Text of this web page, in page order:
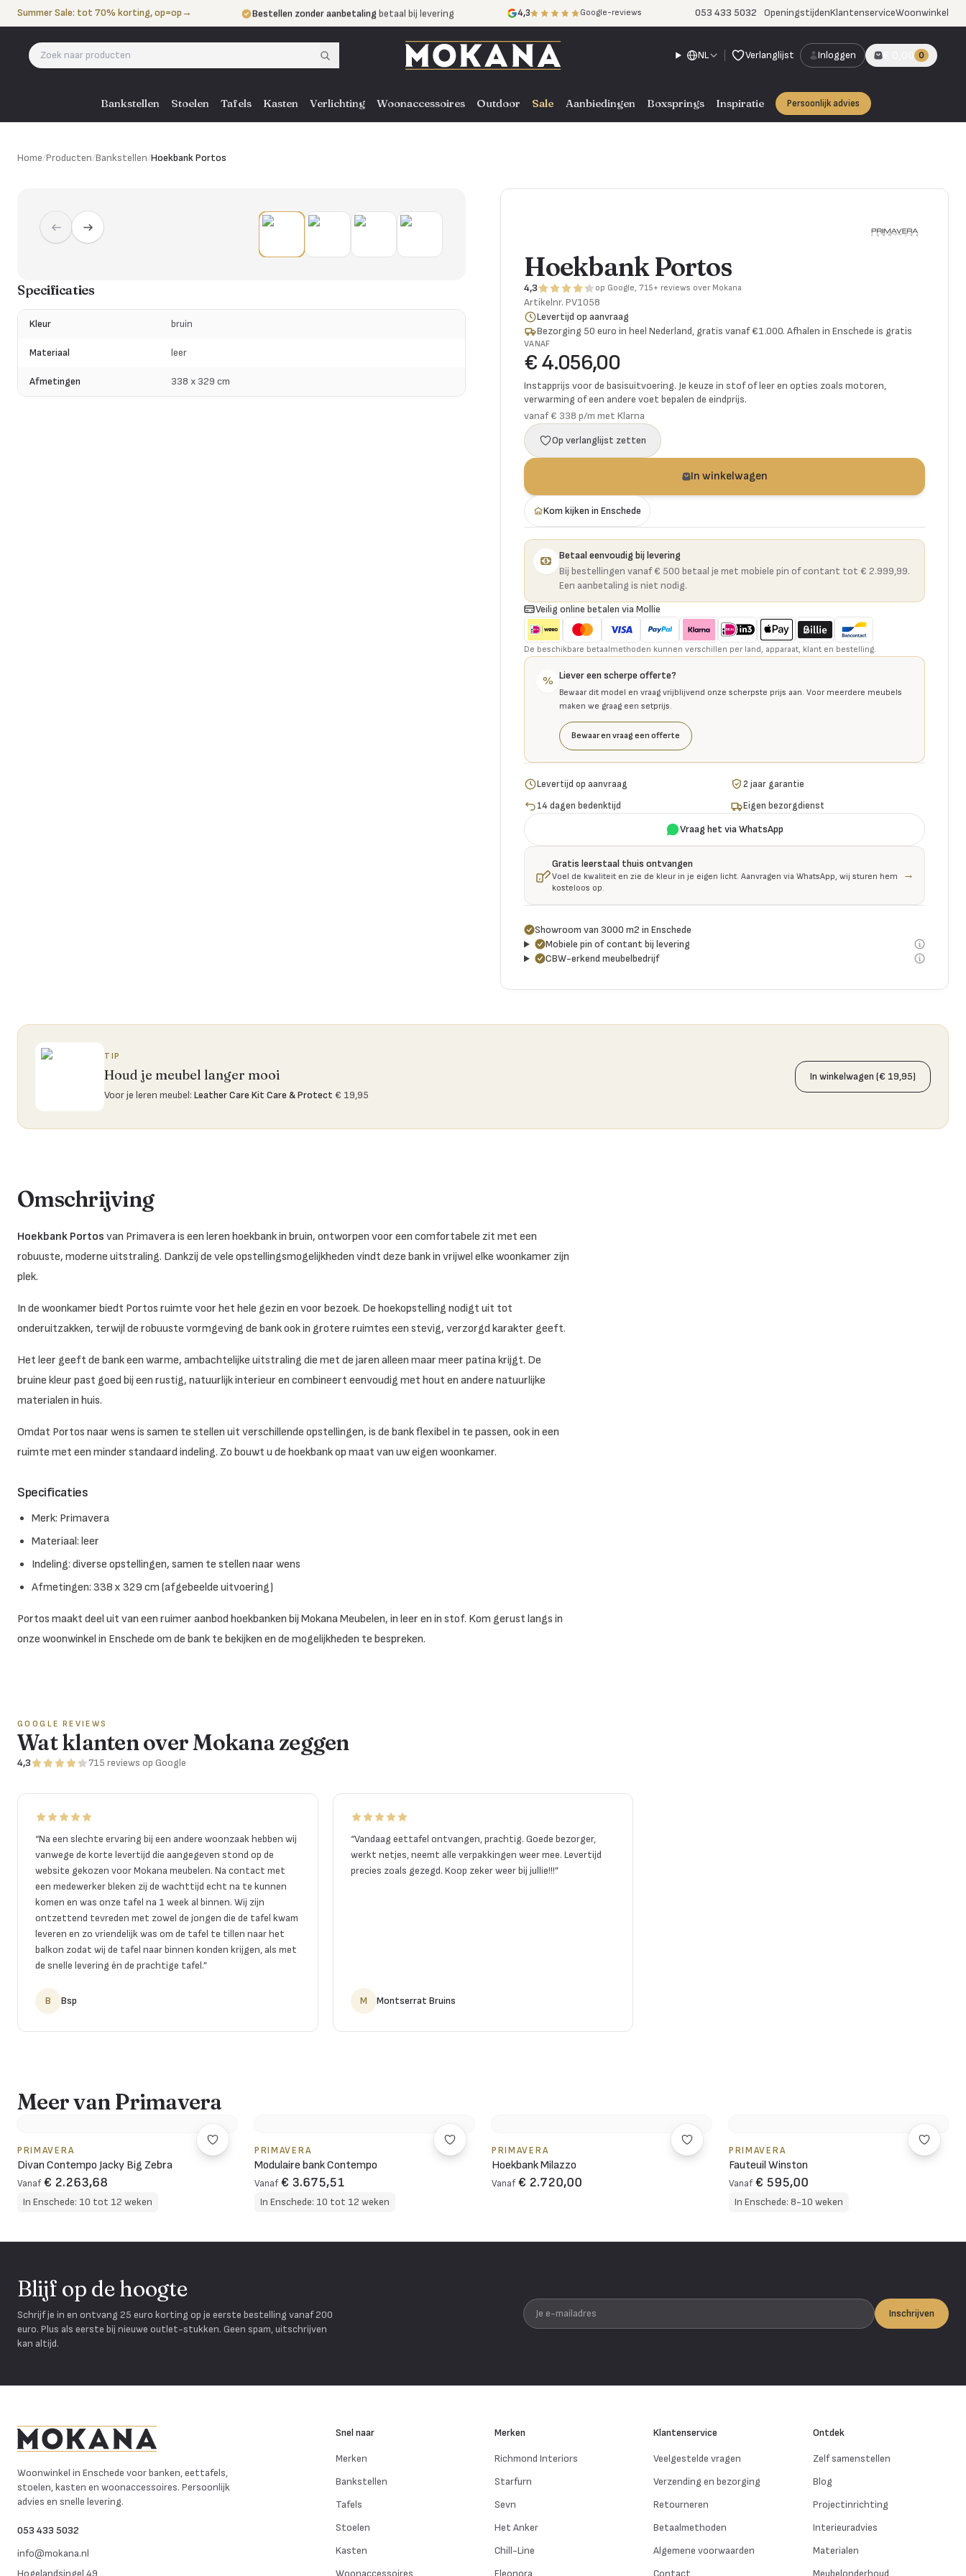
Naar de inhoud
Summer Sale: tot 70% korting, op=op→ Bestellen zonder aanbetaling betaal bij levering
Eigen bezorgdienst door heel NL, BE en DE
4,3 Google-reviews 053 433 5032 OpeningstijdenKlantenserviceWoonwinkel
NL Verlanglijst Inloggen € 0,00 0
Bankstellen Stoelen Tafels Kasten Verlichting Woonaccessoires Outdoor Sale Aanbiedingen Boxsprings Inspiratie Persoonlijk advies
Home/Producten/Bankstellen/Hoekbank Portos
Specificaties
Kleur bruin
Materiaal leer
Afmetingen 338 x 329 cm
Hoekbank Portos
4,3 op Google, 715+ reviews over Mokana
Artikelnr. PV1058
Levertijd op aanvraag
Bezorging 50 euro in heel Nederland, gratis vanaf €1.000. Afhalen in Enschede is gratis
VANAF
€ 4.056,00
Instapprijs voor de basisuitvoering. Je keuze in stof of leer en opties zoals motoren,
verwarming of een andere voet bepalen de eindprijs.
vanaf € 338 p/m met Klarna
Op verlanglijst zetten
In winkelwagen
Kom kijken in Enschede
Betaal eenvoudig bij levering
Bij bestellingen vanaf € 500 betaal je met mobiele pin of contant tot € 2.999,99.
Een aanbetaling is niet nodig.
Veilig online betalen via Mollie
De beschikbare betaalmethoden kunnen verschillen per land, apparaat, klant en bestelling.
% Liever een scherpe offerte?
Bewaar dit model en vraag vrijblijvend onze scherpste prijs aan. Voor meerdere meubels
maken we graag een setprijs.
Bewaar en vraag een offerte
Levertijd op aanvraag
2 jaar garantie
14 dagen bedenktijd
Eigen bezorgdienst
Vraag het via WhatsApp
Gratis leerstaal thuis ontvangen
Voel de kwaliteit en zie de kleur in je eigen licht. Aanvragen via WhatsApp, wij sturen hem
kosteloos op.
→
Showroom van 3000 m2 in Enschede
Mobiele pin of contant bij levering
CBW-erkend meubelbedrijf
TIP
Houd je meubel langer mooi
Voor je leren meubel: Leather Care Kit Care & Protect € 19,95
In winkelwagen (€ 19,95)
Omschrijving
Hoekbank Portos van Primavera is een leren hoekbank in bruin, ontworpen voor een comfortabele zit met een
robuuste, moderne uitstraling. Dankzij de vele opstellingsmogelijkheden vindt deze bank in vrijwel elke woonkamer zijn
plek.
In de woonkamer biedt Portos ruimte voor het hele gezin en voor bezoek. De hoekopstelling nodigt uit tot
onderuitzakken, terwijl de robuuste vormgeving de bank ook in grotere ruimtes een stevig, verzorgd karakter geeft.
Het leer geeft de bank een warme, ambachtelijke uitstraling die met de jaren alleen maar meer patina krijgt. De
bruine kleur past goed bij een rustig, natuurlijk interieur en combineert eenvoudig met hout en andere natuurlijke
materialen in huis.
Omdat Portos naar wens is samen te stellen uit verschillende opstellingen, is de bank flexibel in te passen, ook in een
ruimte met een minder standaard indeling. Zo bouwt u de hoekbank op maat van uw eigen woonkamer.
Specificaties
Merk: Primavera
Materiaal: leer
Indeling: diverse opstellingen, samen te stellen naar wens
Afmetingen: 338 x 329 cm (afgebeelde uitvoering)
Portos maakt deel uit van een ruimer aanbod hoekbanken bij Mokana Meubelen, in leer en in stof. Kom gerust langs in
onze woonwinkel in Enschede om de bank te bekijken en de mogelijkheden te bespreken.
GOOGLE REVIEWS
Wat klanten over Mokana zeggen
4,3 715 reviews op Google
“Na een slechte ervaring bij een andere woonzaak hebben wij
vanwege de korte levertijd die aangegeven stond op de
website gekozen voor Mokana meubelen. Na contact met
een medewerker bleken zij de wachttijd echt na te kunnen
komen en was onze tafel na 1 week al binnen. Wij zijn
ontzettend tevreden met zowel de jongen die de tafel kwam
leveren en zo vriendelijk was om de tafel te tillen naar het
balkon zodat wij de tafel naar binnen konden krijgen, als met
de snelle levering én de prachtige tafel.”
B Bsp
“Vandaag eettafel ontvangen, prachtig. Goede bezorger,
werkt netjes, neemt alle verpakkingen weer mee. Levertijd
precies zoals gezegd. Koop zeker weer bij jullie!!!”
M Montserrat Bruins
Meer van Primavera
PRIMAVERA
Divan Contempo Jacky Big Zebra
Vanaf € 2.263,68
In Enschede: 10 tot 12 weken
PRIMAVERA
Modulaire bank Contempo
Vanaf € 3.675,51
In Enschede: 10 tot 12 weken
PRIMAVERA
Hoekbank Milazzo
Vanaf € 2.720,00
PRIMAVERA
Fauteuil Winston
Vanaf € 595,00
In Enschede: 8-10 weken
Blijf op de hoogte
Schrijf je in en ontvang 25 euro korting op je eerste bestelling vanaf 200
euro. Plus als eerste bij nieuwe outlet-stukken. Geen spam, uitschrijven
kan altijd.
Je e-mailadres
Inschrijven
Woonwinkel in Enschede voor banken, eettafels,
stoelen, kasten en woonaccessoires. Persoonlijk
advies en snelle levering.
053 433 5032
info@mokana.nl
Hogelandsingel 49
Snel naar
Merken
Bankstellen
Tafels
Stoelen
Kasten
Woonaccessoires
Merken
Richmond Interiors
Starfurn
Sevn
Het Anker
Chill-Line
Eleonora
Klantenservice
Veelgestelde vragen
Verzending en bezorging
Retourneren
Betaalmethoden
Algemene voorwaarden
Contact
Ontdek
Zelf samenstellen
Blog
Projectinrichting
Interieuradvies
Materialen
Meubelonderhoud